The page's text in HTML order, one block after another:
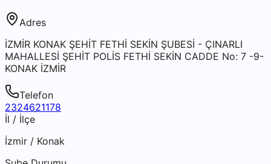
Adres
İZMİR KONAK ŞEHİT FETHİ SEKİN ŞUBESİ - ÇINARLI
MAHALLESİ ŞEHİT POLİS FETHİ SEKİN CADDE No: 7 -9-
KONAK İZMİR
Telefon
2324621178
İl / İlçe
İzmir / Konak